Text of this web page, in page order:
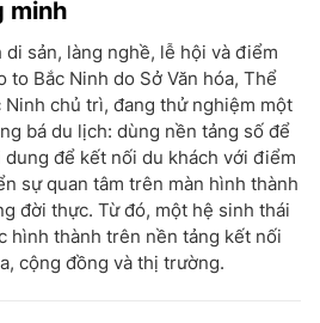
minh
sản, làng nghề, lễ hội và điểm
to Bắc Ninh do Sở Văn hóa, Thể
chủ trì, đang thử nghiệm một
bá du lịch: dùng nền tảng số để
để kết nối du khách với điểm
sự quan tâm trên màn hình thành
đời thực. Từ đó, một hệ sinh thái
hình thành trên nền tảng kết nối
cộng đồng và thị trường.